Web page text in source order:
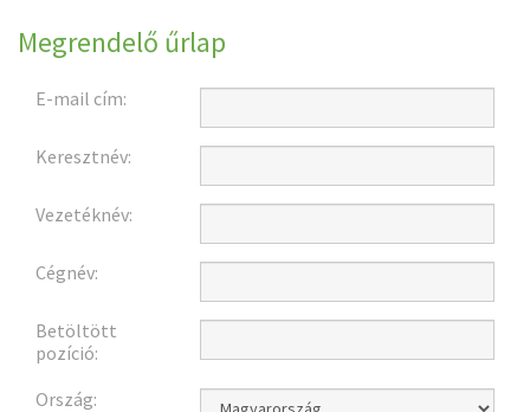
Megrendelő űrlap
E-mail cím:
Keresztnév:
Vezetéknév:
Cégnév:
Betöltött
pozíció:
Ország: